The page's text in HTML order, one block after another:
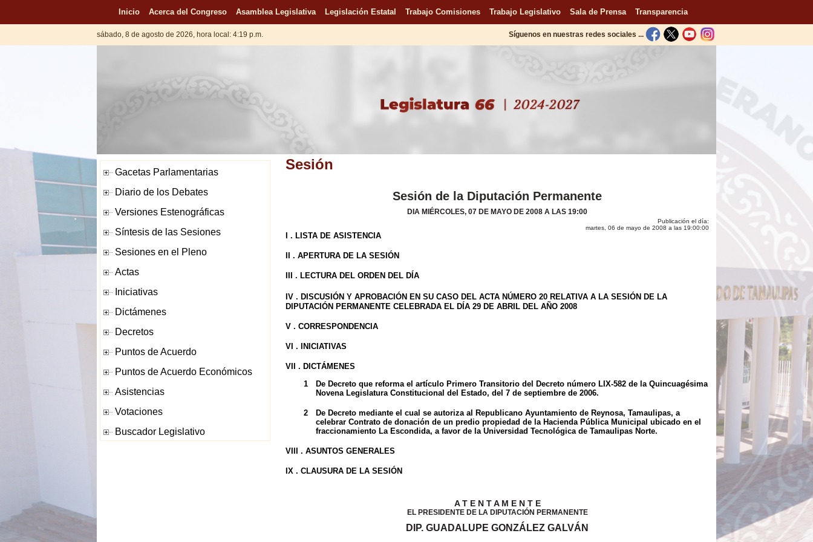
Inicio Acerca del Congreso Asamblea Legislativa Legislación Estatal Trabajo Comisiones Trabajo Legislativo Sala de Prensa Transparencia
sábado, 8 de agosto de 2026, hora local: 4:19 p.m. Síguenos en nuestras redes sociales ...
Sesión
Sesión de la Diputación Permanente
DIA MIÉRCOLES, 07 DE MAYO DE 2008 A LAS 19:00
Publicación el día:
martes, 06 de mayo de 2008 a las 19:00:00
I . LISTA DE ASISTENCIA
II . APERTURA DE LA SESIÓN
III . LECTURA DEL ORDEN DEL DÍA
IV . DISCUSIÓN Y APROBACIÓN EN SU CASO DEL ACTA NÚMERO 20 RELATIVA A LA SESIÓN DE LA
DIPUTACIÓN PERMANENTE CELEBRADA EL DÍA 29 DE ABRIL DEL AÑO 2008
V . CORRESPONDENCIA
VI . INICIATIVAS
VII . DICTÁMENES
1
De Decreto que reforma el artículo Primero Transitorio del Decreto número LIX-582 de la Quincuagésima
Novena Legislatura Constitucional del Estado, del 7 de septiembre de 2006.
2
De Decreto mediante el cual se autoriza al Republicano Ayuntamiento de Reynosa, Tamaulipas, a
celebrar Contrato de donación de un predio propiedad de la Hacienda Pública Municipal ubicado en el
fraccionamiento La Escondida, a favor de la Universidad Tecnológica de Tamaulipas Norte.
VIII . ASUNTOS GENERALES
IX . CLAUSURA DE LA SESIÓN
A T E N T A M E N T E
EL PRESIDENTE DE LA DIPUTACIÓN PERMANENTE
DIP. GUADALUPE GONZÁLEZ GALVÁN